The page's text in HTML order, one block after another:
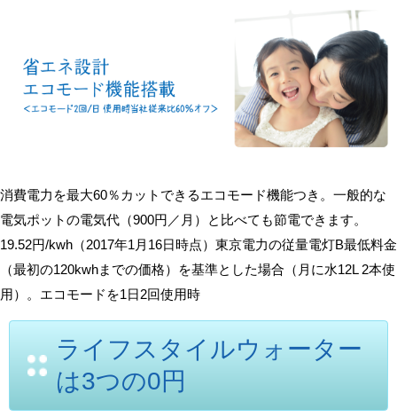
消費電力を最大60％カットできるエコモード機能つき。一般的な
電気ポットの電気代（900円／月）と比べても節電できます。
19.52円/kwh（2017年1月16日時点）東京電力の従量電灯B最低料金
（最初の120kwhまでの価格）を基準とした場合（月に水12L 2本使
用）。エコモードを1日2回使用時
ライフスタイルウォーター
は3つの0円